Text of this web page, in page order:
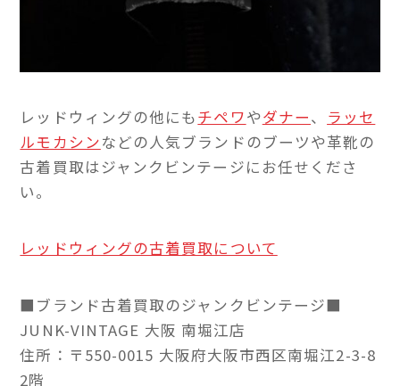
レッドウィングの他にもチペワやダナー、 ラッセ
ルモカシンなどの人気ブランドのブーツや革靴の
古着買取はジャンクビンテージにお任せくださ
い。
レッドウィングの古着買取について
■ブランド古着買取のジャンクビンテージ■
JUNK-VINTAGE 大阪 南堀江店
住所：〒550-0015 大阪府大阪市西区南堀江2-3-8
2階